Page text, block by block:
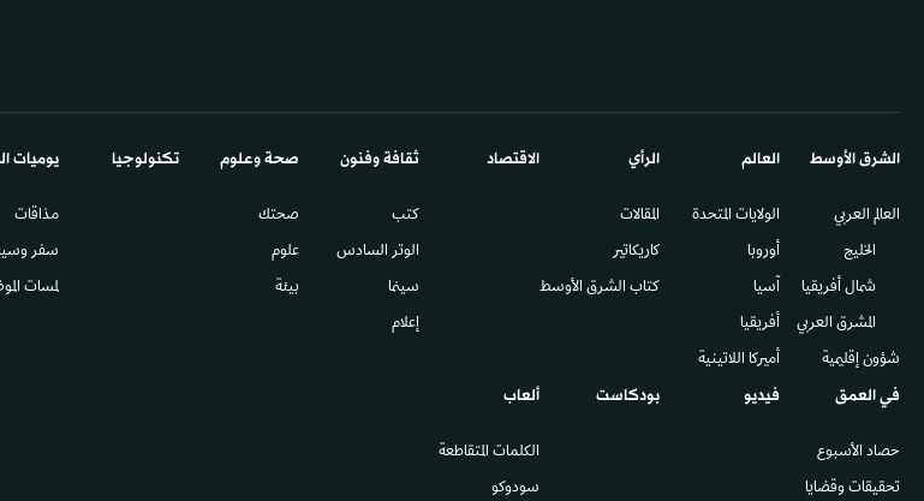
الشرق الأوسط​
العالم العربي
الخليج
شمال أفريقيا
المشرق العربي
شؤون إقليمية
العالم
الولايات المتحدة
أوروبا
آسيا
أفريقيا
أميركا اللاتينية
الرأي
المقالات
كاريكاتير
كتاب الشرق الأوسط
الاقتصاد ثقافة وفنون
كتب
الوتر السادس​
سينما
إعلام
صحة وعلوم
صحتك
علوم
بيئة
تكنولوجيا يوميات
مذاقات
سفر
لمسات
في العمق
حصاد الأسبوع
تحقيقات وقضايا
فيديو بودكاست ألعاب
الكلمات المتقاطعة
سودوكو